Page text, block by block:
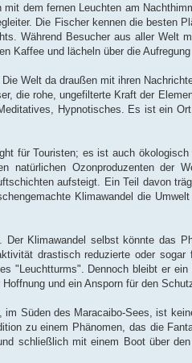
dem fernen Leuchten am
Die Fischer kennen die besten
Während Besucher aus aller Welt
Kaffee und lächeln über die
Welt da draußen mit ihren
die rohe, ungefilterte Kraft der
Hypnotisches. Es ist ein
für Touristen; es ist auch
natürlichen Ozonproduzenten der
aufsteigt. Ein Teil davon
Klimawandel die
Klimawandel selbst könnte das
drastisch reduzierte oder
"Leuchtturms". Dennoch bleibt er
und ein Ansporn für den
im Süden des Maracaibo-Sees, ist
zu einem Phänomen, das die
schließlich mit einem Boot über